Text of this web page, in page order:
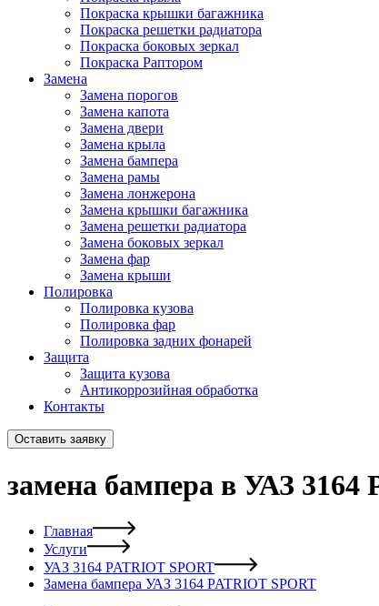
Покраска крышки багажника
Покраска решетки радиатора
Покраска боковых зеркал
Покраска Раптором
Замена
Замена порогов
Замена капота
Замена двери
Замена крыла
Замена бампера
Замена рамы
Замена лонжерона
Замена крышки багажника
Замена решетки радиатора
Замена боковых зеркал
Замена фар
Замена крыши
Полировка
Полировка кузова
Полировка фар
Полировка задних фонарей
Защита
Защита кузова
Антикоррозийная обработка
Контакты
Оставить заявку
замена бампера в УАЗ 3164
Главная
Услуги
УАЗ 3164 PATRIOT SPORT
Замена бампера УАЗ 3164 PATRIOT SPORT